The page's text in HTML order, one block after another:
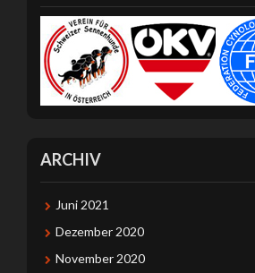
ARCHIV
Juni 2021
Dezember 2020
November 2020